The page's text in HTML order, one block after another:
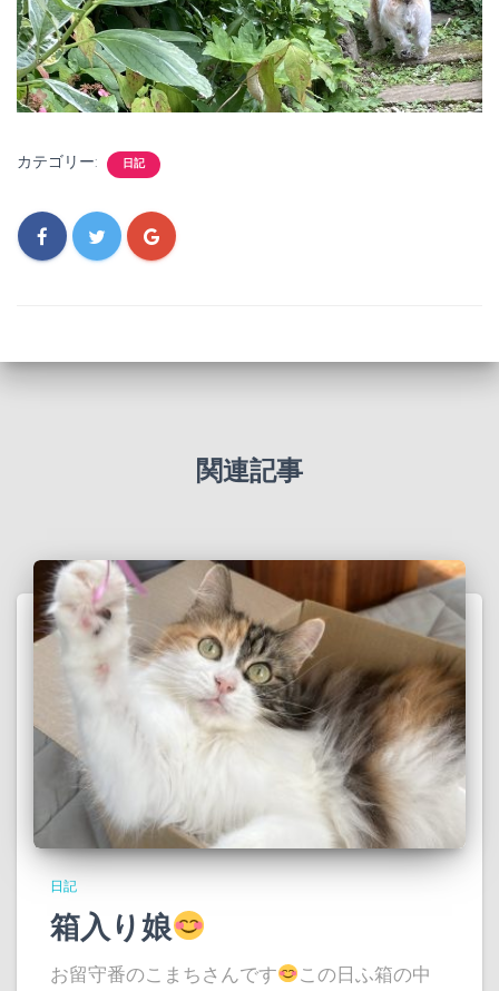
カテゴリー: 日記
関連記事
日記
箱入り娘
お留守番のこまちさんです
この日ふ箱の中